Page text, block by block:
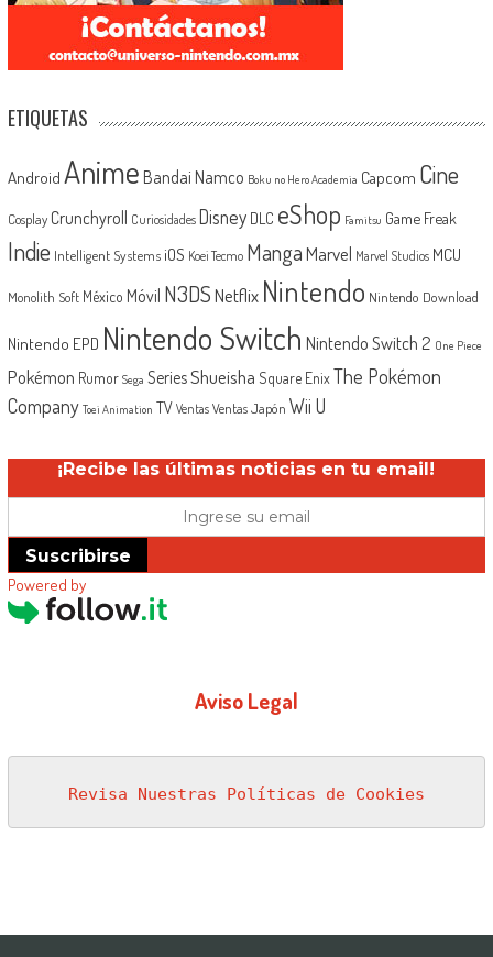
ETIQUETAS
Android Anime Bandai Namco Boku no Hero Academia Capcom Cine
Cosplay Crunchyroll Curiosidades Disney DLC eShop Famitsu Game Freak
Indie Intelligent Systems iOS Koei Tecmo MangaMarvel Marvel Studios MCU
Monolith Soft México Móvil N3DSNetflix Nintendo Nintendo Download
Nintendo EPD Nintendo Switch Nintendo Switch 2 One Piece
Pokémon Rumor Sega SeriesShueisha Square EnixThe Pokémon
Company Toei Animation TV Ventas Ventas Japón Wii U
¡Recibe las últimas noticias en tu email!
Suscribirse
Powered by
Aviso Legal
Revisa Nuestras Políticas de Cookies